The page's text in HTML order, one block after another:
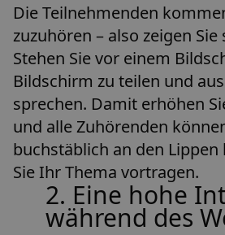
Die Teilnehmenden
zuzuhören – also zeigen Sie
Stehen Sie vor einem
Bildschirm zu teilen und
sprechen. Damit erhöhen
und alle Zuhörenden
buchstäblich an den
Sie Ihr Thema vortragen.
2. Eine hohe
während des